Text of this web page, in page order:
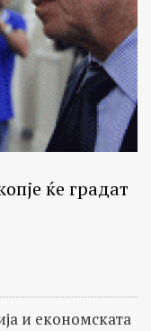
ќе градат
и економската